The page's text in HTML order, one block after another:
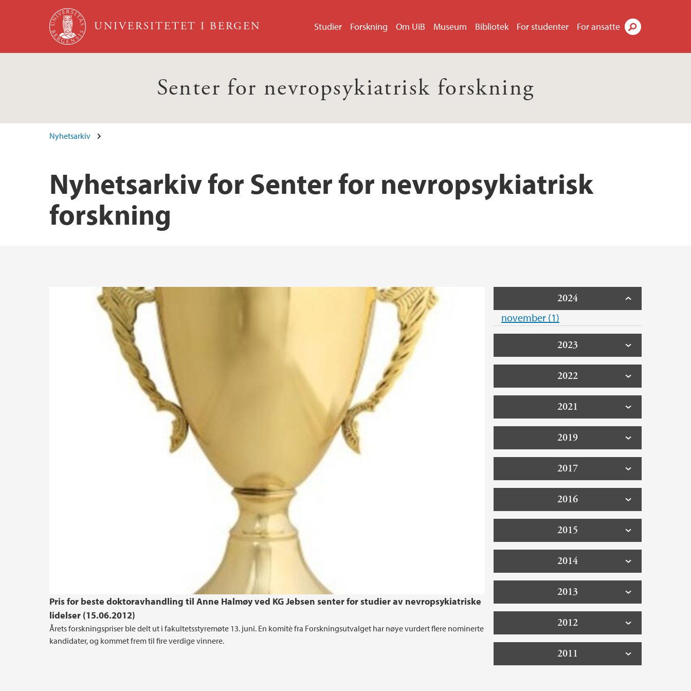
Hopp til hovedinnhold
UNIVERSITETET I BERGEN Studier Forskning Om UiB Museum Bibliotek For studenter For ansatte
Senter for nevropsykiatrisk forskning
Nyhetsarkiv
Nyhetsarkiv for Senter for nevropsykiatrisk
forskning
Pris for beste doktoravhandling til Anne Halmøy ved KG Jebsen senter for studier av nevropsykiatriske
lidelser (15.06.2012)
Årets forskningspriser ble delt ut i fakultetsstyremøte 13. juni. En komitè fra Forskningsutvalget har nøye vurdert flere nominerte
kandidater, og kommet frem til fire verdige vinnere.
2024
november (1)
2023
2022
2021
2019
2017
2016
2015
2014
2013
2012
2011